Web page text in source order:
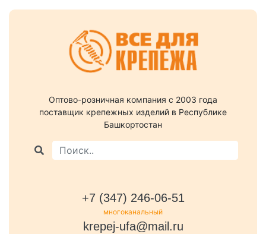
Оптово-розничная компания c 2003 года
поставщик крепежных изделий в Республике
Башкортостан
+7 (347) 246-06-51
многоканальный
krepej-ufa@mail.ru